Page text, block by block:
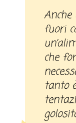
fuori
che
tanto